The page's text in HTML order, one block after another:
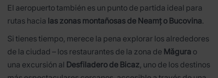
El aeropuerto también es un punto de partida ideal para
rutas hacia las zonas montañosas de Neamț o Bucovina.
Si tienes tiempo, merece la pena explorar los alrededores
de la ciudad – los restaurantes de la zona de Măgura o
una excursión al Desfiladero de Bicaz, uno de los destinos